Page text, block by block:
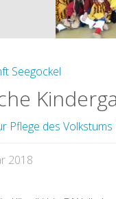
Seegockel
Pflege des
2018